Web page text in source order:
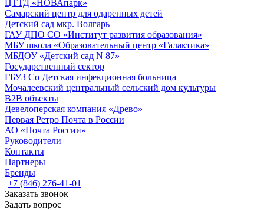
ЦТТД «НОВАпарк»
Самарский центр для одаренных детей
Детский сад мкр. Волгарь
ГАУ ДПО СО «Институт развития образования»
МБУ школа «Образовательный центр «Галактика»
МБДОУ «Детский сад N 87»
Государственный сектор
ГБУЗ Со Детская инфекционная больница
Мочалеевский центральный сельский дом культуры
B2B объекты
Девелоперская компания «Древо»
Первая Ретро Почта в России
АО «Почта России»
Руководители
Контакты
Партнеры
Бренды
+7 (846) 276-41-01
Заказать звонок
Задать вопрос